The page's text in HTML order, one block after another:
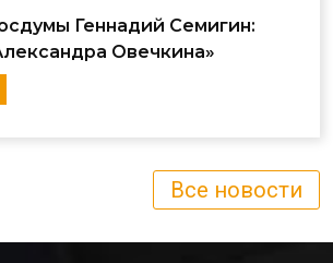
Геннадий Семигин:
Овечкина»
Все новости